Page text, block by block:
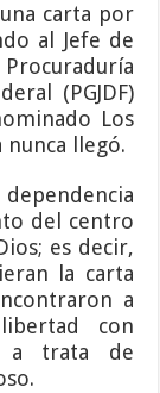
carta por
al Jefe de
(PGJDF)
Los
nunca llegó.
del centro
es decir,
la carta
a
con
a trata de